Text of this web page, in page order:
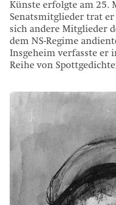
Künste erfolgte am 25.
Senatsmitglieder trat er
sich andere Mitglieder
dem NS-Regime
Insgeheim verfasste er
Reihe von